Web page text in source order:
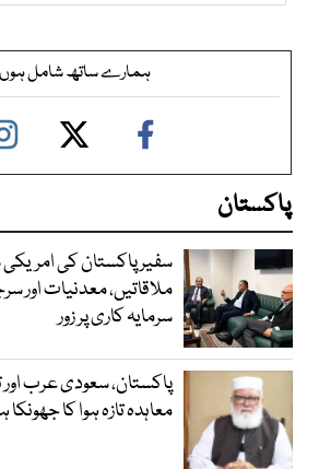
ہمارے ساتھ شامل ہوں
پاکستان
سفیر پاکستان کی
ملاقاتیں، معدنیات اور
سرمایہ کاری پر زور
پاکستان، سعودی عرب اور
معاہدہ تازہ ہوا کا